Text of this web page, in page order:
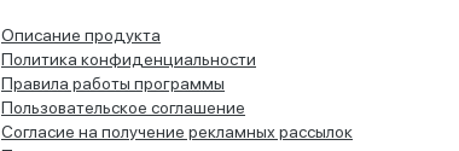
Описание продукта
Политика конфиденциальности
Правила работы программы
Пользовательское соглашение
Согласие на получение рекламных рассылок